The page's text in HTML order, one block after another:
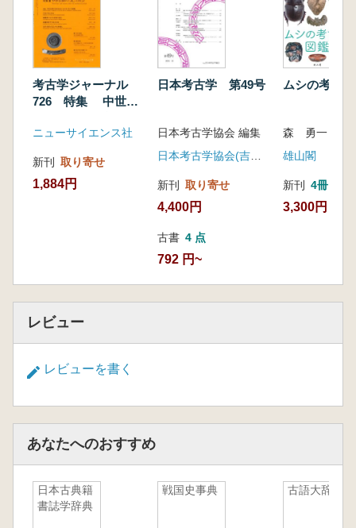
考古学ジャーナル
726 特集 中世以
ニューサイエンス社
新刊 取り寄せ
1,884円
日本考古学 第49号
日本考古学協会 編集
日本考古学協会(吉川弘文館)
新刊 取り寄せ
4,400円
古書 4 点
792 円~
ムシの考古
森 勇一 著
雄山閣
新刊 4冊
3,300円
レビュー
レビューを書く
あなたへのおすすめ
日本古典籍
書誌学辞典
戦国史事典 古語大辞典